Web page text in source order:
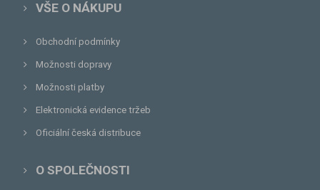
VŠE O NÁKUPU
Obchodní podmínky
Možnosti dopravy
Možnosti platby
Elektronická evidence tržeb
Oficiální česká distribuce
O SPOLEČNOSTI